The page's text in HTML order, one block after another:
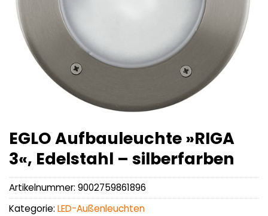
EGLO Aufbauleuchte »RIGA
3«, Edelstahl – silberfarben
Artikelnummer: 9002759861896
Kategorie: LED-Außenleuchten